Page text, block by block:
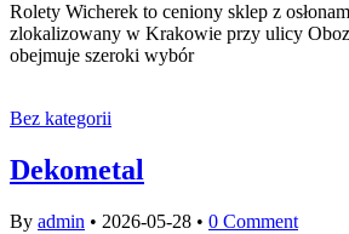
Rolety Wicherek to ceniony sklep z
zlokalizowany w Krakowie przy ulicy
obejmuje szeroki wybór
Bez kategorii
Dekometal
By admin • 2026-05-28 • 0 Comment